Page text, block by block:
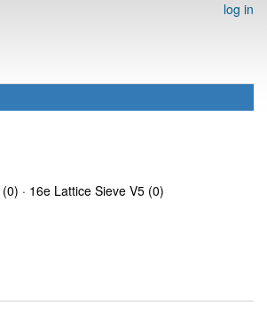
log in
(0) · 16e Lattice Sieve V5 (0)